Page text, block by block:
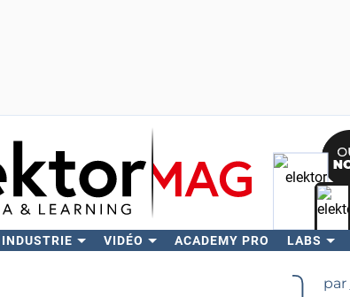
INDUSTRIE VIDÉO ACADEMY PRO LABS
Rechercher
par